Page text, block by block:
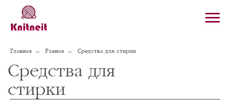
Главная → Разное → Средства для стирки
Средства для
стирки